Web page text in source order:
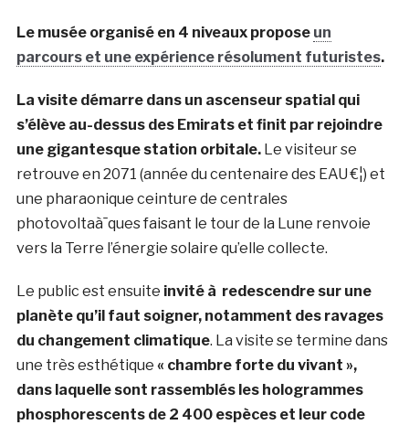
Le musée organisé en 4 niveaux propose un
parcours et une expérience résolument futuristes.
La visite démarre dans un ascenseur spatial qui
s’élève au-dessus des Emirats et finit par rejoindre
une gigantesque station orbitale.Le visiteur se
retrouve en 2071 (année du centenaire des EAU €¦) et
une pharaonique ceinture de centrales
photovoltaà¯ques faisant le tour de la Lune renvoie
vers la Terre l’énergie solaire qu’elle collecte.
Le public est ensuite invité à redescendre sur une
planète qu’il faut soigner, notamment des ravages
du changement climatique. La visite se termine dans
une très esthétique « chambre forte du vivant »,
dans laquelle sont rassemblés les hologrammes
phosphorescents de 2 400 espèces et leur code